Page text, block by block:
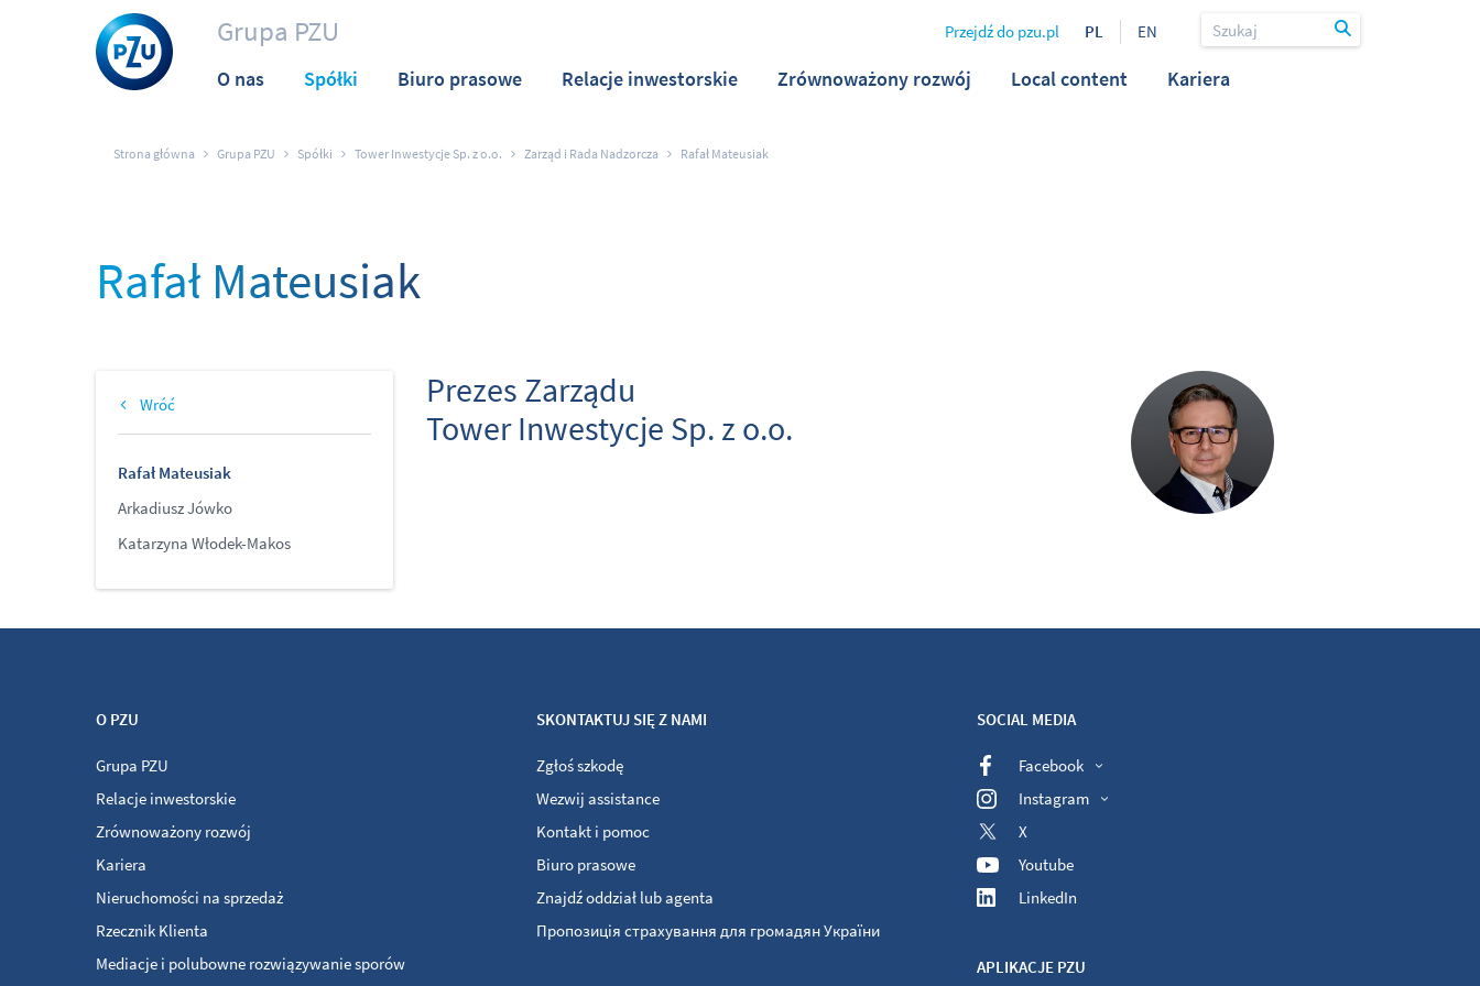
Grupa PZU
O nas Spółki Biuro prasowe Relacje inwestorskie Zrównoważony rozwój Local content Kariera
Przejdź do pzu.pl PL EN
Strona główna Grupa PZU Spółki Tower Inwestycje Sp. z o.o. Zarząd i Rada Nadzorcza Rafał Mateusiak
Rafał Mateusiak
Wróć
Rafał Mateusiak
Arkadiusz Jówko
Katarzyna Włodek-Makos
Prezes Zarządu
Tower Inwestycje Sp. z o.o.
O PZU
Grupa PZU
Relacje inwestorskie
Zrównoważony rozwój
Kariera
Nieruchomości na sprzedaż
Rzecznik Klienta
Mediacje i polubowne rozwiązywanie sporów
SKONTAKTUJ SIĘ Z NAMI
Zgłoś szkodę
Wezwij assistance
Kontakt i pomoc
Biuro prasowe
Znajdź oddział lub agenta
Пропозиція страхування для громадян України
SOCIAL MEDIA
Facebook
Instagram
X
Youtube
LinkedIn
APLIKACJE PZU